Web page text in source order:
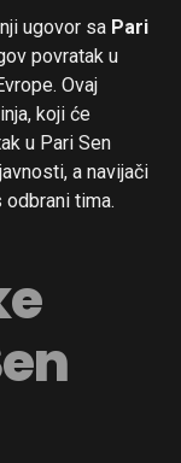
ugovor sa Pari
povratak u
Ovaj
koji će
u Pari Sen
a navijači
tima.